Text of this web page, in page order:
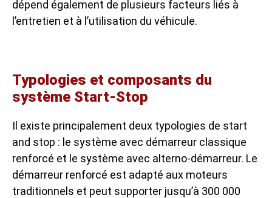
dépend également de plusieurs facteurs liés à
l’entretien et à l’utilisation du véhicule.
Typologies et composants du
système Start-Stop
Il existe principalement deux typologies de start
and stop : le système avec démarreur classique
renforcé et le système avec alterno-démarreur. Le
démarreur renforcé est adapté aux moteurs
traditionnels et peut supporter jusqu’à 300 000